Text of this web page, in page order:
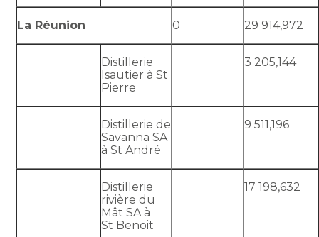
La Réunion 0 29 914,972
Distillerie
Isautier à St
Pierre
3 205,144
Distillerie de
Savanna SA
à St André
9 511,196
Distillerie
rivière du
Mât SA à
St Benoit
17 198,632